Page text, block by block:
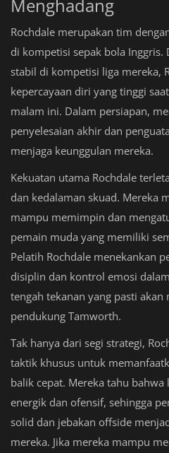
Menghadang
Rochdale merupakan tim
di kompetisi sepak bola Inggris.
stabil di kompetisi liga mereka,
kepercayaan diri yang tinggi
malam ini. Dalam persiapan,
penyelesaian akhir dan
menjaga keunggulan mereka.
Kekuatan utama Rochdale
dan kedalaman skuad. Mereka
mampu memimpin dan
pemain muda yang memiliki
Pelatih Rochdale menekankan
disiplin dan kontrol emosi
tengah tekanan yang pasti akan
pendukung Tamworth.
Tak hanya dari segi strategi,
taktik khusus untuk
balik cepat. Mereka tahu
energik dan ofensif, sehingga
solid dan jebakan offside
mereka. Jika mereka mampu